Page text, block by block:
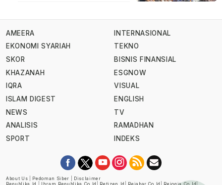
AMEERA
EKONOMI SYARIAH
SKOR
KHAZANAH
IQRA
ISLAM DIGEST
NEWS
ANALISIS
SPORT
INTERNASIONAL
TEKNO
BISNIS FINANSIAL
ESGNOW
VISUAL
ENGLISH
TV
RAMADHAN
INDEKS
About Us Pedoman Siber
Disclaimer